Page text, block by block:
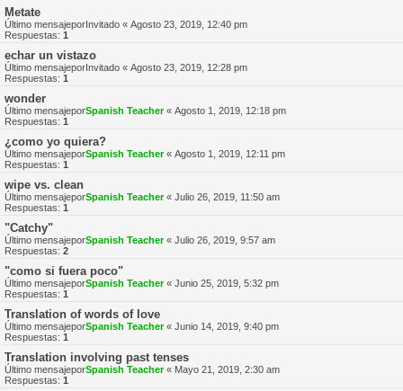
Metate
Último mensajeporInvitado « Agosto 23, 2019, 12:40 pm
Respuestas: 1
echar un vistazo
Último mensajeporInvitado « Agosto 23, 2019, 12:28 pm
Respuestas: 1
wonder
Último mensajeporSpanish Teacher« Agosto 1, 2019, 12:18 pm
Respuestas: 1
¿como yo quiera?
Último mensajeporSpanish Teacher« Agosto 1, 2019, 12:11 pm
Respuestas: 1
wipe vs. clean
Último mensajeporSpanish Teacher« Julio 26, 2019, 11:50 am
Respuestas: 1
"Catchy"
Último mensajeporSpanish Teacher« Julio 26, 2019, 9:57 am
Respuestas: 2
"como si fuera poco"
Último mensajeporSpanish Teacher« Junio 25, 2019, 5:32 pm
Respuestas: 1
Translation of words of love
Último mensajeporSpanish Teacher« Junio 14, 2019, 9:40 pm
Respuestas: 1
Translation involving past tenses
Último mensajeporSpanish Teacher« Mayo 21, 2019, 2:30 am
Respuestas: 1